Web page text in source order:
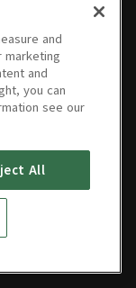
and
and
you can
see our
All